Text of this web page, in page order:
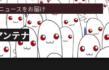
ュースをお届け
テナ